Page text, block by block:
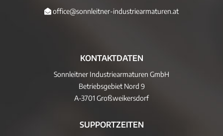
office@sonnleitner-industriearmaturen.at
KONTAKTDATEN
Sonnleitner Industriearmaturen GmbH
Betriebsgebiet Nord 9
A-3701 Großweikersdorf
SUPPORTZEITEN